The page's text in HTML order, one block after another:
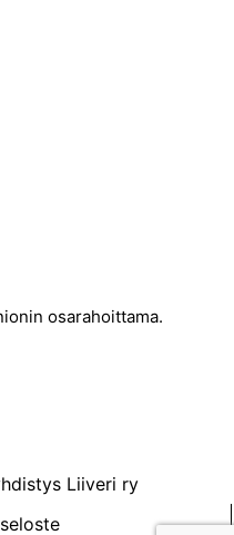
Liiveri ry